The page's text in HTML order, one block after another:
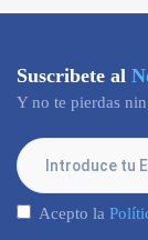
Suscribete al
Y no te pierdas
Acepto la